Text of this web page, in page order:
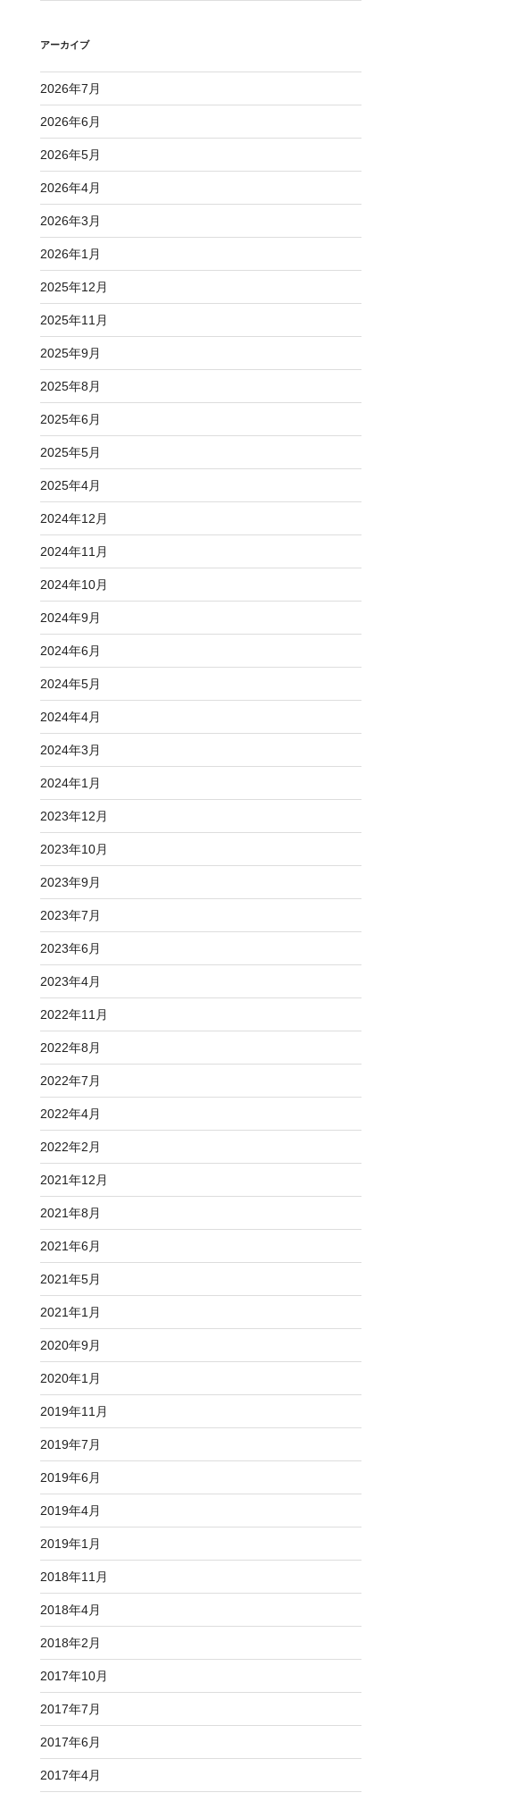
アーカイブ
2026年7月
2026年6月
2026年5月
2026年4月
2026年3月
2026年1月
2025年12月
2025年11月
2025年9月
2025年8月
2025年6月
2025年5月
2025年4月
2024年12月
2024年11月
2024年10月
2024年9月
2024年6月
2024年5月
2024年4月
2024年3月
2024年1月
2023年12月
2023年10月
2023年9月
2023年7月
2023年6月
2023年4月
2022年11月
2022年8月
2022年7月
2022年4月
2022年2月
2021年12月
2021年8月
2021年6月
2021年5月
2021年1月
2020年9月
2020年1月
2019年11月
2019年7月
2019年6月
2019年4月
2019年1月
2018年11月
2018年4月
2018年2月
2017年10月
2017年7月
2017年6月
2017年4月